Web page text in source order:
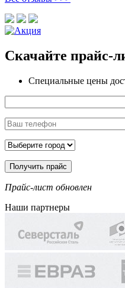
Скачайте прайс-
Специальные цены
Прайс-лист обновлен
Наши партнеры